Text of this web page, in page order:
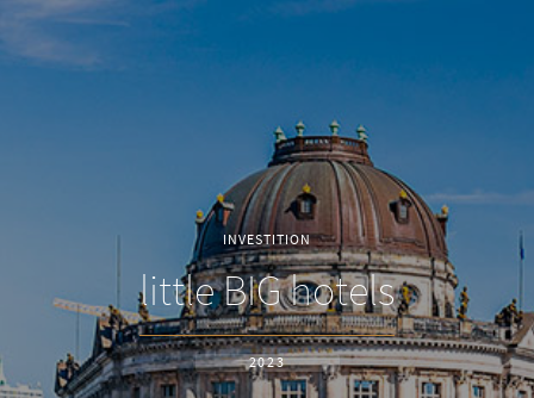
INVESTITION
little BIG hotels
2023